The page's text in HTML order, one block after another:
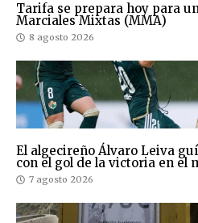
Tarifa se prepara hoy para
Marciales Mixtas (MMA)
8 agosto 2026
El algecireño Álvaro Leiva
con el gol de la victoria en el
7 agosto 2026